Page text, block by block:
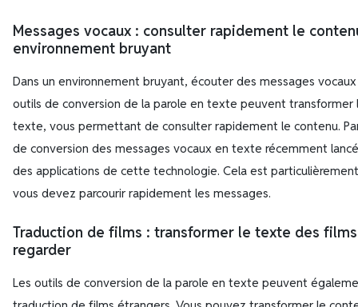
Messages vocaux : consulter rapidement le
environnement bruyant
Dans un environnement bruyant, écouter des messages
outils de conversion de la parole en texte peuvent transformer
texte, vous permettant de consulter rapidement le contenu.
de conversion des messages vocaux en texte récemment
des applications de cette technologie. Cela est
vous devez parcourir rapidement les messages.
Traduction de films : transformer le texte des
regarder
Les outils de conversion de la parole en texte peuvent